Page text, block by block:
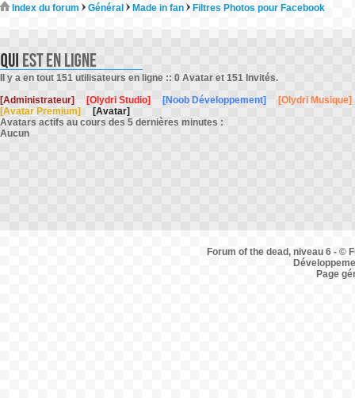
Index du forum Général Made in fan Filtres Photos pour Facebook
Il y a en tout 151 utilisateurs en ligne :: 0 Avatar et 151 Invités.
[Administrateur]
[Olydri Studio] [Noob Développement]
[Olydri Musique]
[Avatar Premium]
[Avatar]
Avatars actifs au cours des 5 dernières minutes :
Aucun
Forum of the dead, niveau 6 - ©
Page